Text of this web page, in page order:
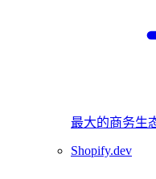
最大的商务生
Shopify.dev